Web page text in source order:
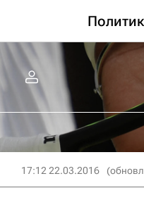
17:12 22.03.2016